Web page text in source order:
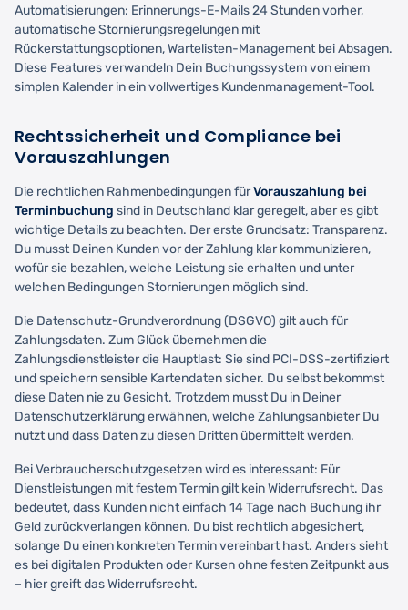
Automatisierungen: Erinnerungs-E-Mails 24 Stunden vorher,
automatische Stornierungsregelungen mit
Rückerstattungsoptionen, Wartelisten-Management bei Absagen.
Diese Features verwandeln Dein Buchungssystem von einem
simplen Kalender in ein vollwertiges Kundenmanagement-Tool.
Rechtssicherheit und Compliance bei
Vorauszahlungen
Die rechtlichen Rahmenbedingungen fürVorauszahlung bei
Terminbuchung sind in Deutschland klar geregelt, aber es gibt
wichtige Details zu beachten. Der erste Grundsatz: Transparenz.
Du musst Deinen Kunden vor der Zahlung klar kommunizieren,
wofür sie bezahlen, welche Leistung sie erhalten und unter
welchen Bedingungen Stornierungen möglich sind.
Die Datenschutz-Grundverordnung (DSGVO) gilt auch für
Zahlungsdaten. Zum Glück übernehmen die
Zahlungsdienstleister die Hauptlast: Sie sind PCI-DSS-zertifiziert
und speichern sensible Kartendaten sicher. Du selbst bekommst
diese Daten nie zu Gesicht. Trotzdem musst Du in Deiner
Datenschutzerklärung erwähnen, welche Zahlungsanbieter Du
nutzt und dass Daten zu diesen Dritten übermittelt werden.
Bei Verbraucherschutzgesetzen wird es interessant: Für
Dienstleistungen mit festem Termin gilt kein Widerrufsrecht. Das
bedeutet, dass Kunden nicht einfach 14 Tage nach Buchung ihr
Geld zurückverlangen können. Du bist rechtlich abgesichert,
solange Du einen konkreten Termin vereinbart hast. Anders sieht
es bei digitalen Produkten oder Kursen ohne festen Zeitpunkt aus
– hier greift das Widerrufsrecht.